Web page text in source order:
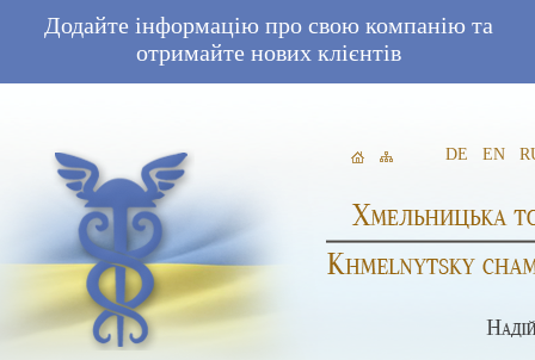
Додайте інформацію про свою компанію та
отримайте нових клієнтів
DE EN